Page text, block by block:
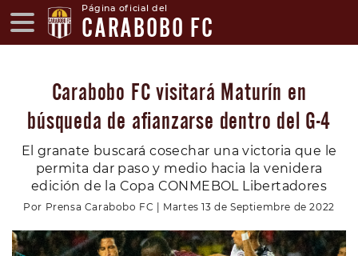
Página oficial del
CARABOBO FC
Carabobo FC visitará Maturín en
búsqueda de afianzarse dentro del G-4
El granate buscará cosechar una victoria que le
permita dar paso y medio hacia la venidera
edición de la Copa CONMEBOL Libertadores
Por Prensa Carabobo FC | Martes 13 de Septiembre de 2022